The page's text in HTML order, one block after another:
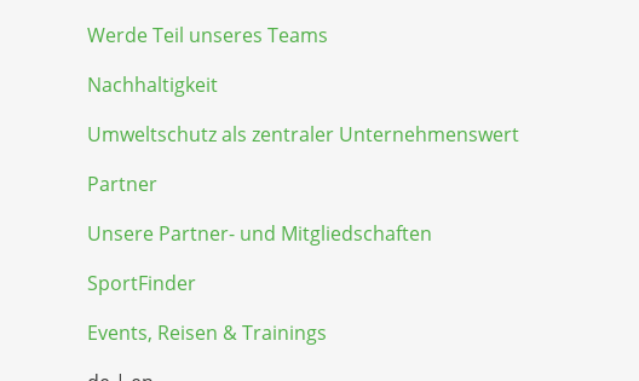
Werde Teil unseres Teams
Nachhaltigkeit
Umweltschutz als zentraler Unternehmenswert
Partner
Unsere Partner- und Mitgliedschaften
SportFinder
Events, Reisen & Trainings